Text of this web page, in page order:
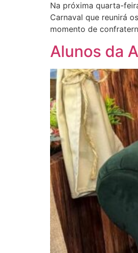
Na próxima quarta-
Carnaval que reunirá
momento de
Alunos da